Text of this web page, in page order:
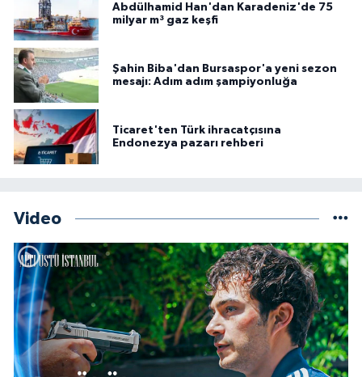
Abdülhamid Han'dan Karadeniz'de 75
milyar m³ gaz keşfi
Şahin Biba'dan Bursaspor'a yeni sezon
mesajı: Adım adım şampiyonluğa
Ticaret'ten Türk ihracatçısına
Endonezya pazarı rehberi
Video